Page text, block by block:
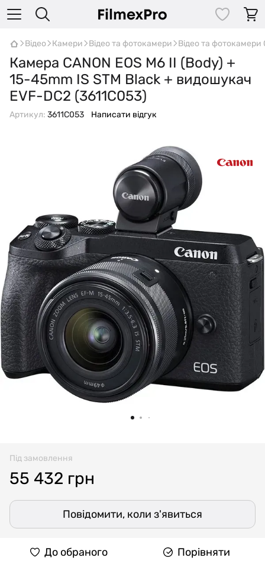
Відео Камери Відео та фотокамери Відео та фотокамери
Камера CANON EOS M6 II (Body) +
15-45mm IS STM Black + видошукач
EVF-DC2 (3611C053)
Артикул: 3611C053 Написати відгук
Під замовлення
55 432 грн
Повідомити, коли з'явиться
До обраного Порівняти